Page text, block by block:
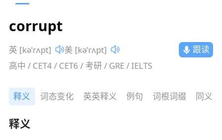
corrupt
英 [kəˈrʌpt] 美 [kəˈrʌpt]
跟读
高中 / CET4 / CET6 / 考研 / GRE / IELTS
释义 词态变化 英英释义 例句 词根词缀 同义词
释义